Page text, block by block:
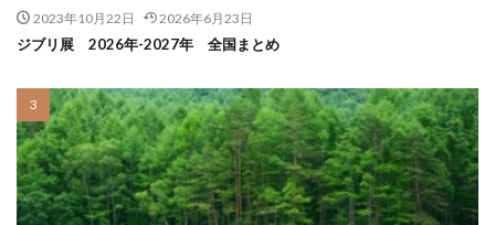
2023年10月22日 2026年6月23日
ジブリ展 2026年-2027年 全国まとめ